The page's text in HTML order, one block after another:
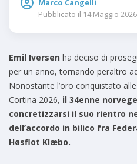
Marco Cangelli
Pubblicato il 14 Maggio 2026
Emil Iversen ha deciso di
per un anno, tornando peraltro
Nonostante l’oro conquistato
Cortina 2026, il 34enne
concretizzarsi il suo rientro
dell’accordo in bilico fra
Høsflot Klæbo.